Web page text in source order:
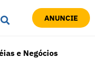
ANUNCIE
e Negócios